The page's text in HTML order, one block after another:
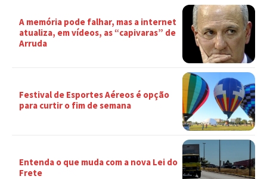
A memória pode falhar, mas a internet
atualiza, em vídeos, as “capivaras” de
Arruda
Festival de Esportes Aéreos é opção
para curtir o fim de semana
Entenda o que muda com a nova Lei do
Frete